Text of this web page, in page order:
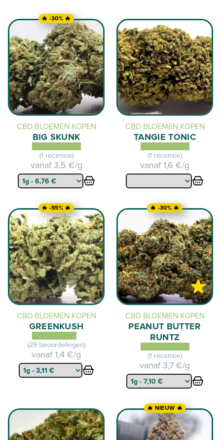
🔥 -30% 🔥
CBD BLOEMEN KOPEN
BIG SKUNK
(1 recensie)
vanaf 3,5 €/g
CBD BLOEMEN KOPEN
TANGIE TONIC
(1 recensie)
vanaf1,6 €/g
🔥 -55% 🔥
CBD BLOEMEN KOPEN
GREENKUSH
(29 beoordelingen)
vanaf1,4 €/g
🔥 -30% 🔥
CBD BLOEMEN KOPEN
PEANUT BUTTER
RUNTZ
(1 recensie)
vanaf 3,7 €/g
🔥 NIEUW 🔥